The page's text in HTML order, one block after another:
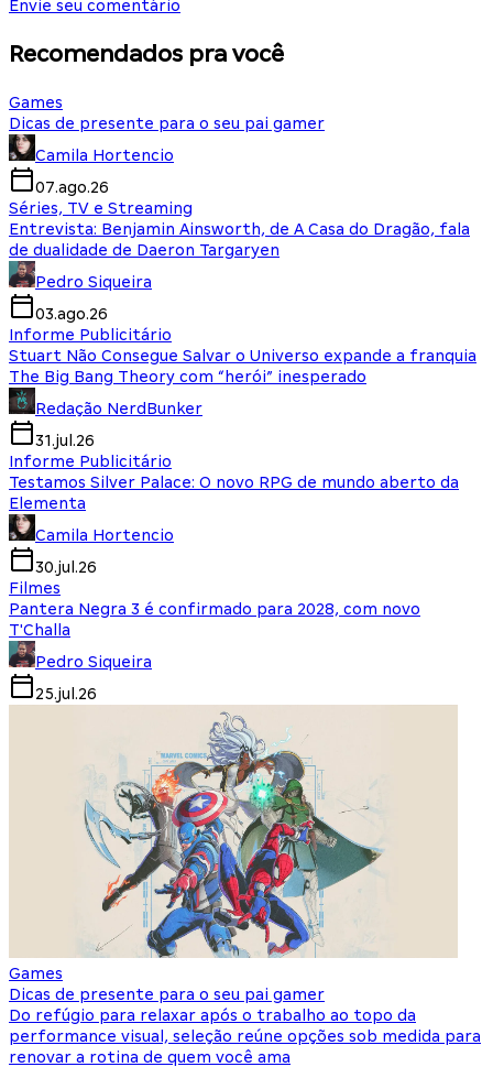
Envie seu comentário
Recomendados pra você
Games
Dicas de presente para o seu pai gamer
Camila Hortencio
07.ago.26
Séries, TV e Streaming
Entrevista: Benjamin Ainsworth, de A Casa do Dragão, fala
de dualidade de Daeron Targaryen
Pedro Siqueira
03.ago.26
Informe Publicitário
Stuart Não Consegue Salvar o Universo expande a franquia
The Big Bang Theory com “herói” inesperado
Redação NerdBunker
31.jul.26
Informe Publicitário
Testamos Silver Palace: O novo RPG de mundo aberto da
Elementa
Camila Hortencio
30.jul.26
Filmes
Pantera Negra 3 é confirmado para 2028, com novo
T'Challa
Pedro Siqueira
25.jul.26
Games
Dicas de presente para o seu pai gamer
Do refúgio para relaxar após o trabalho ao topo da
performance visual, seleção reúne opções sob medida para
renovar a rotina de quem você ama